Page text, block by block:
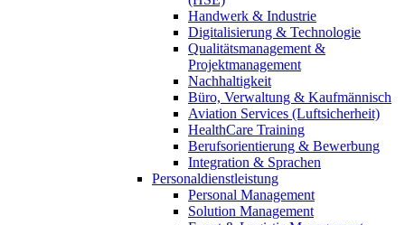
Handwerk & Industrie
Digitalisierung & Technologie
Qualitätsmanagement &
Projektmanagement
Nachhaltigkeit
Büro, Verwaltung & Kaufmännisch
Aviation Services (Luftsicherheit)
HealthCare Training
Berufsorientierung & Bewerbung
Integration & Sprachen
Personaldienstleistung
Personal Management
Solution Management